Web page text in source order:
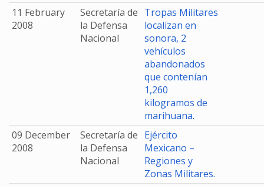
11 February
2008
Secretaría de
la Defensa
Nacional
Tropas Militares
localizan en
sonora, 2
vehículos
abandonados
que contenían
1,260
kilogramos de
marihuana.
09 December
2008
Secretaría de
la Defensa
Nacional
Ejército
Mexicano –
Regiones y
Zonas Militares.